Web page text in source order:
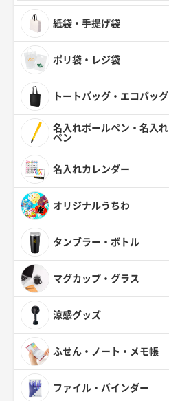
紙袋・手提げ袋
ポリ袋・レジ袋
トートバッグ・エコバッグ
名入れボールペン・名入れ
ペン
名入れカレンダー
オリジナルうちわ
タンブラー・ボトル
マグカップ・グラス
涼感グッズ
ふせん・ノート・メモ帳
ファイル・バインダー